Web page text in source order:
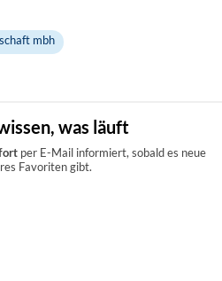
mbh
was läuft
per E-Mail informiert, sobald es neue
Favoriten gibt.